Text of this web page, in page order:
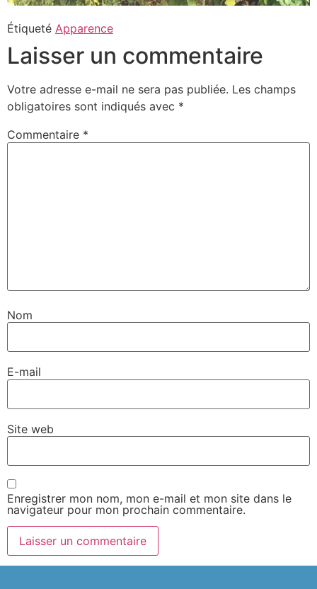
Étiqueté Apparence
Laisser un commentaire
Votre adresse e-mail ne sera pas publiée. Les champs
obligatoires sont indiqués avec *
Commentaire *
Nom
E-mail
Site web
Enregistrer mon nom, mon e-mail et mon site dans le
navigateur pour mon prochain commentaire.